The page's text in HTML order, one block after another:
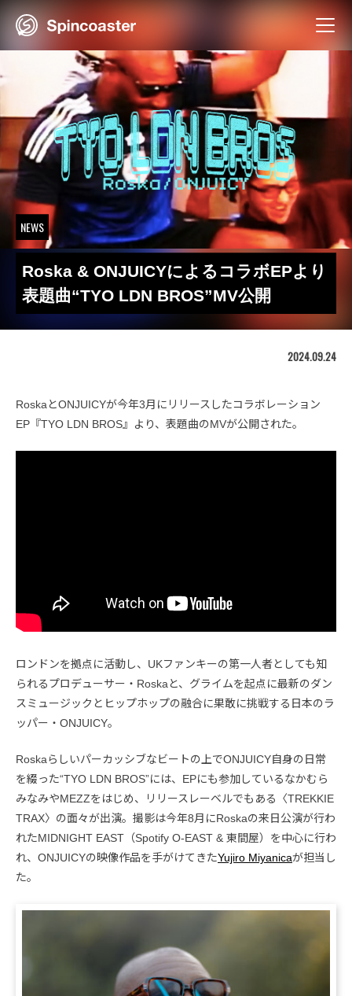
Skip
NEWS
Roska & ONJUICYによるコラボEPより
表題曲“TYO LDN BROS”MV公開
2024.09.24
RoskaとONJUICYが今年3月にリリースしたコラボレーション
EP『TYO LDN BROS』より、表題曲のMVが公開された。
ロンドンを拠点に活動し、UKファンキーの第一人者としても知
られるプロデューサー・Roskaと、グライムを起点に最新のダン
スミュージックとヒップホップの融合に果敢に挑戦する日本のラ
ッパー・ONJUICY。
Roskaらしいパーカッシブなビートの上でONJUICY自身の日常
を綴った“TYO LDN BROS”には、EPにも参加しているなかむら
みなみやMEZZをはじめ、リリースレーベルでもある〈TREKKIE
TRAX〉の面々が出演。撮影は今年8月にRoskaの来日公演が行わ
れたMIDNIGHT EAST（Spotify O-EAST & 東間屋）を中心に行わ
れ、ONJUICYの映像作品を手がけてきたYujiro Miyanicaが担当し
た。